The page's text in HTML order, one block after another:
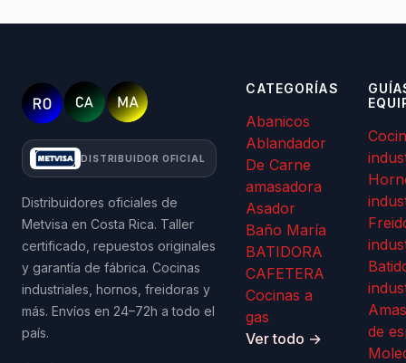
DISTRIBUIDOR OFICIAL
Distribuidores oficiales de
Metvisa en Costa Rica. Taller
certificado, repuestos originales
y garantía de fábrica. Cocinas
industriales, hornos, freidoras y
más. Envíos en 24–72h a todo el
país.
CATEGORÍAS
Abanicos
Ablandador
De Carne
amasadora
Asador
Baño María
BATIDORA
CAFETERA
Cocinas a
gas
Ver todo →
de